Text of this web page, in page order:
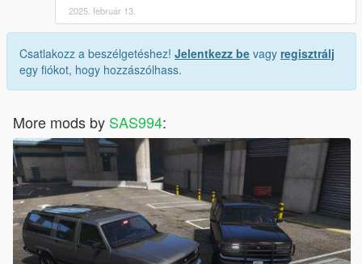
2025. február 13.
Csatlakozz a beszélgetéshez! Jelentkezz be vagy regisztrálj
egy fiókot, hogy hozzászólhass.
More mods by SAS994: